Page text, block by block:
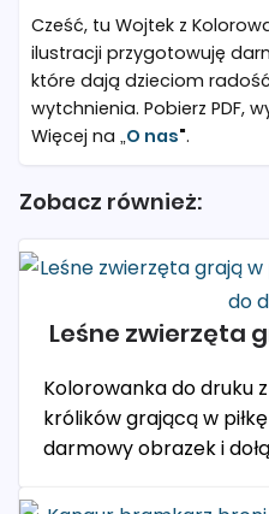
Cześć, tu Wojtek z
ilustracji przygotowuję
które dają dzieciom
wytchnienia. Pobierz PDF,
Więcej na „O nas".
Zobacz również:
Leśne zwierzęta
Kolorowanka do druku
królików grającą w
darmowy obrazek i